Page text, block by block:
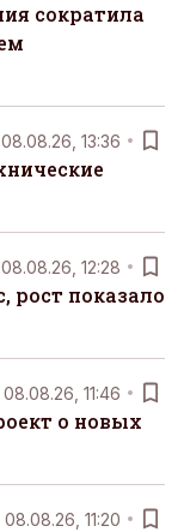
сократила
08.08.26, 13:36
08.08.26, 12:28
рост показало
08.08.26, 11:46
о новых
08.08.26, 11:20